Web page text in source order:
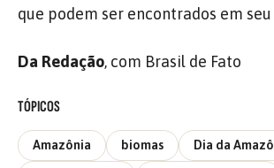
que podem ser encontrados em
Da Redação, com Brasil de Fato
TÓPICOS
Amazônia biomas Dia da